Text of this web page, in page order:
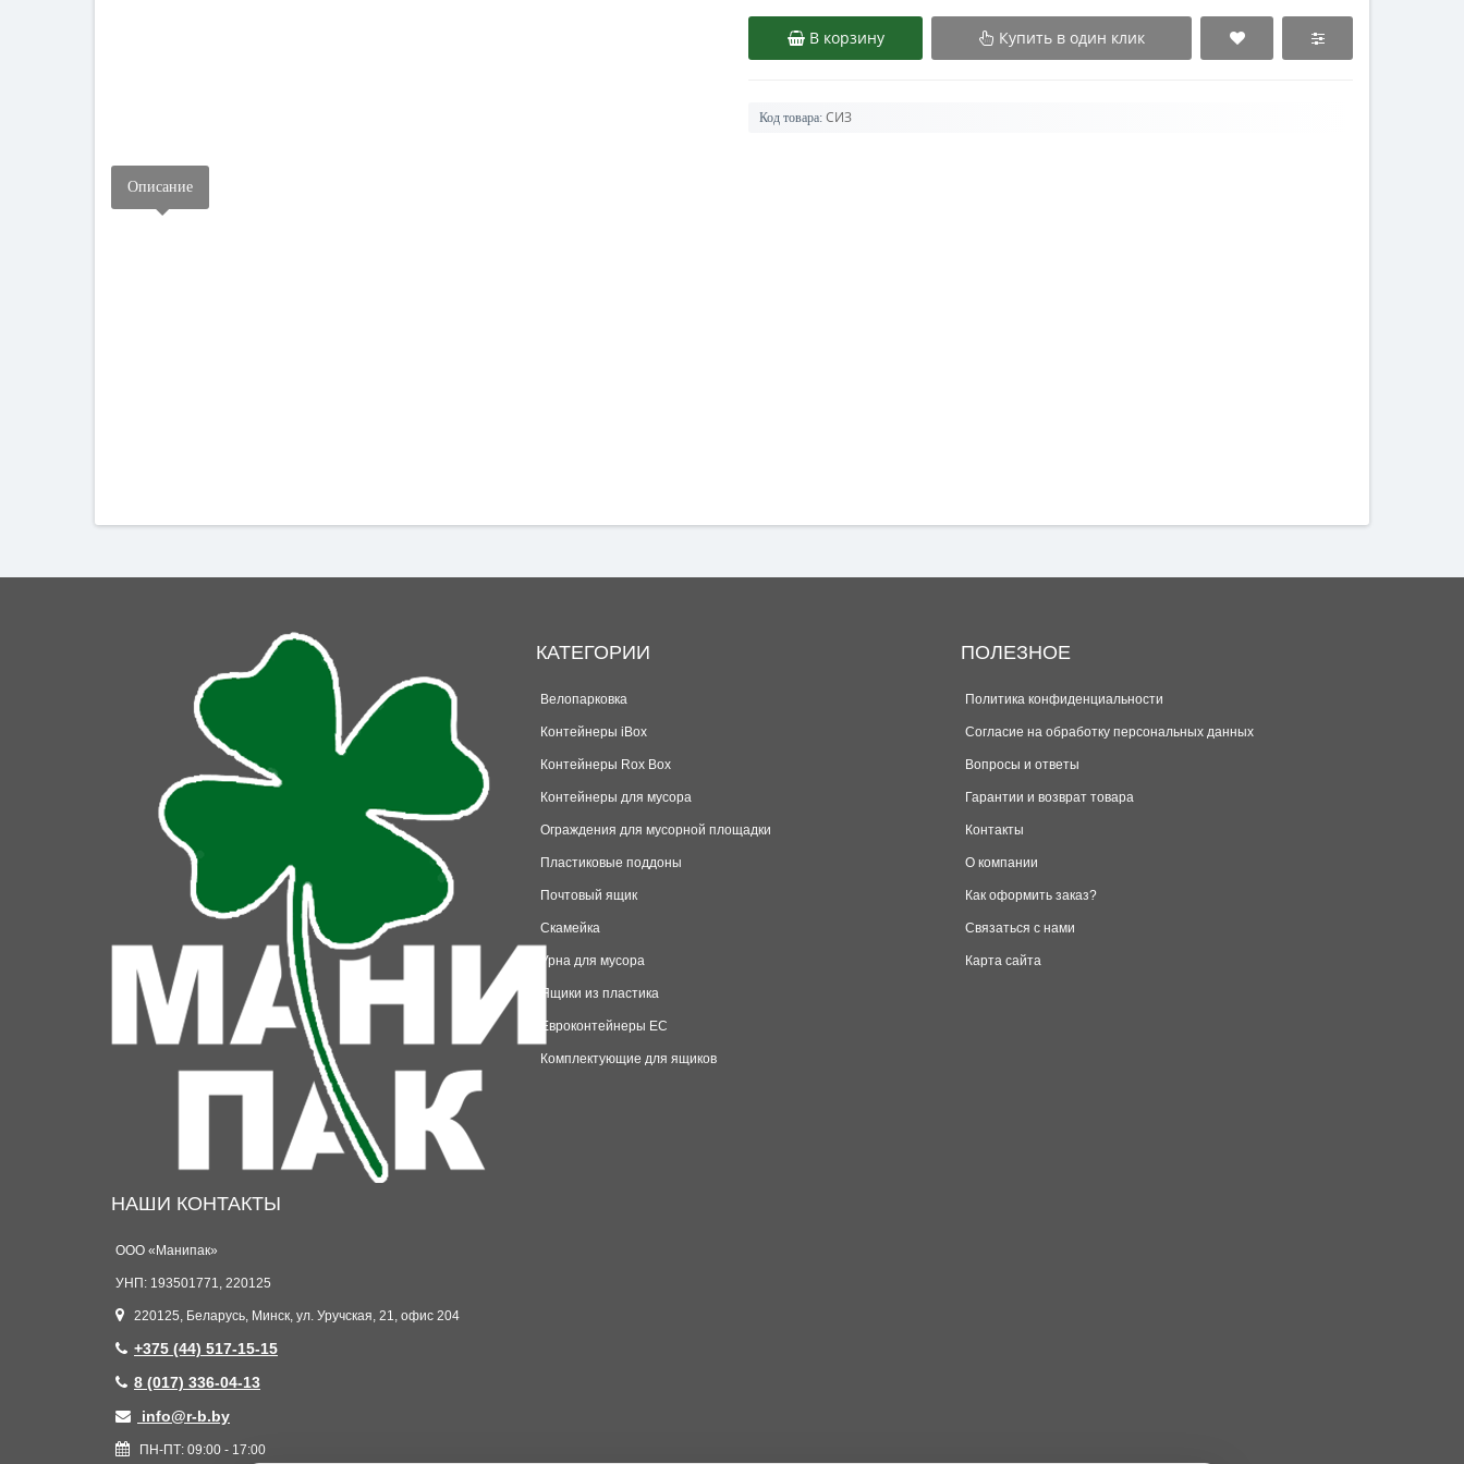
В корзину Купить в один клик
Код товара: СИЗ
Описание
НАШИ КОНТАКТЫ
ООО «Манипак»
УНП: 193501771, 220125
220125, Беларусь, Минск, ул. Уручская, 21, офис 204
+375 (44) 517-15-15
8 (017) 336-04-13
info@r-b.by
ПН-ПТ: 09:00 - 17:00
КАТЕГОРИИ
Велопарковка
Контейнеры iBox
Контейнеры Rox Box
Контейнеры для мусора
Ограждения для мусорной площадки
Пластиковые поддоны
Почтовый ящик
Скамейка
Урна для мусора
Ящики из пластика
Евроконтейнеры EC
Комплектующие для ящиков
ПОЛЕЗНОЕ
Политика конфиденциальности
Согласие на обработку персональных данных
Вопросы и ответы
Гарантии и возврат товара
Контакты
О компании
Как оформить заказ?
Связаться с нами
Карта сайта